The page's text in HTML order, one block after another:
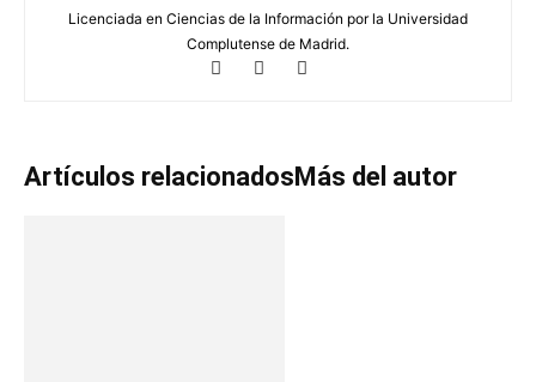
Licenciada en Ciencias de la Información por la Universidad
Complutense de Madrid.
Artículos relacionadosMás del autor